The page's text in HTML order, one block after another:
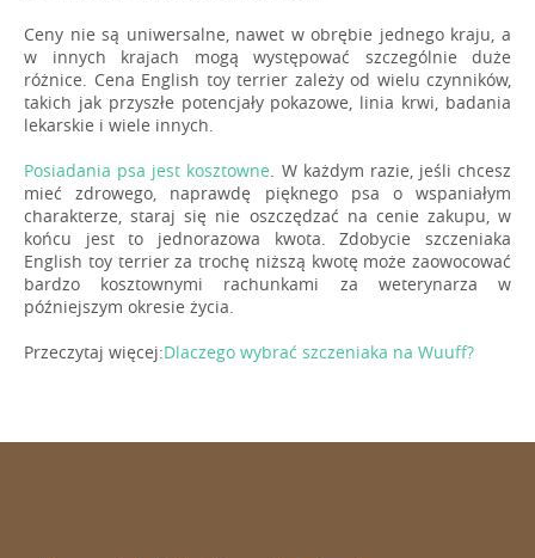
Ceny nie są uniwersalne, nawet w obrębie jednego kraju, a
w innych krajach mogą występować szczególnie duże
różnice. Cena English toy terrier zależy od wielu czynników,
takich jak przyszłe potencjały pokazowe, linia krwi, badania
lekarskie i wiele innych.
Posiadania psa jest kosztowne . W każdym razie, jeśli chcesz
mieć zdrowego, naprawdę pięknego psa o wspaniałym
charakterze, staraj się nie oszczędzać na cenie zakupu, w
końcu jest to jednorazowa kwota. Zdobycie szczeniaka
English toy terrier za trochę niższą kwotę może zaowocować
bardzo kosztownymi rachunkami za weterynarza w
późniejszym okresie życia.
Przeczytaj więcej:Dlaczego wybrać szczeniaka na Wuuff?